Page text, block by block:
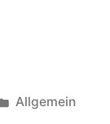
Allgemein